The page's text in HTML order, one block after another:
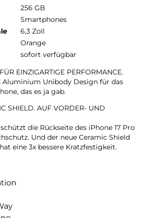
256 GB
Smartphones
6,3 Zoll
Orange
sofort verfügbar
EINZIGARTIGE PERFORMANCE.
Aluminium Unibody Design für das
das es ja gab.
SHIELD. AUF VORDER- UND
die Rückseite des iPhone 17 Pro
Und der neue Ceramic Shield
eine 3x bessere Kratzfestigkeit.
KAMERA-SYSTEM.
den es je bei einem iPhone gab.
in deiner Hosentasche.
FRONTKAMERA.